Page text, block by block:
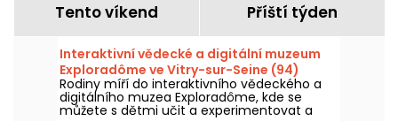
Tento víkend Příští týden
Interaktivní vědecké a digitální muzeum
Exploradôme ve Vitry-sur-Seine (94)
Rodiny míří do interaktivního vědeckého a
digitálního muzea Exploradôme, kde se
můžete s dětmi učit a experimentovat a